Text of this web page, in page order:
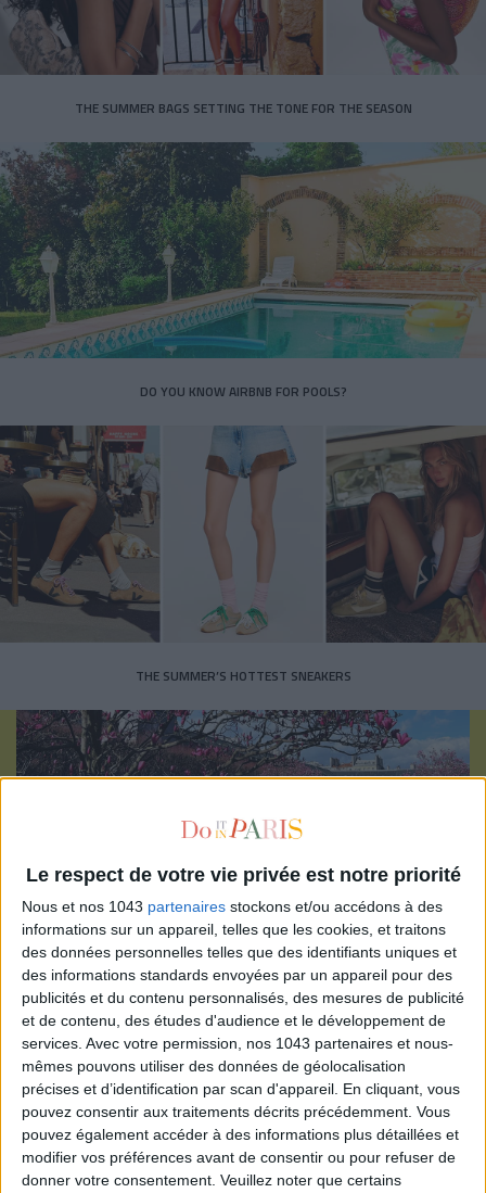
Le respect de votre vie privée est notre priorité
Nous et nos 1043 partenaires stockons et/ou accédons à des
informations sur un appareil, telles que les cookies, et traitons
des données personnelles telles que des identifiants uniques et
des informations standards envoyées par un appareil pour des
publicités et du contenu personnalisés, des mesures de publicité
et de contenu, des études d'audience et le développement de
services. Avec votre permission, nos 1043 partenaires et nous-
mêmes pouvons utiliser des données de géolocalisation
précises et d’identification par scan d'appareil. En cliquant, vous
pouvez consentir aux traitements décrits précédemment. Vous
pouvez également accéder à des informations plus détaillées et
modifier vos préférences avant de consentir ou pour refuser de
donner votre consentement. Veuillez noter que certains
THE SUMMER BAGS SETTING THE TONE FOR THE SEASON
DO YOU KNOW AIRBNB FOR POOLS?
THE SUMMER’S HOTTEST SNEAKERS
Subscribe for our newsletter
SUBSCRIBE